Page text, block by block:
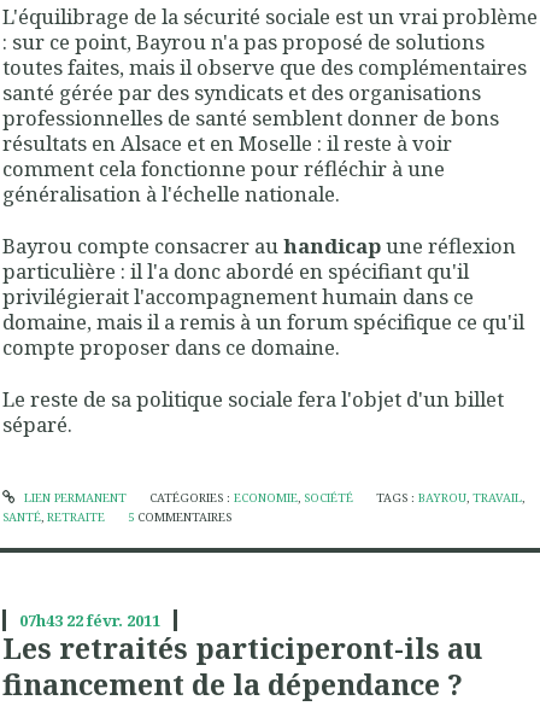
L'équilibrage de la sécurité sociale est un vrai problème
: sur ce point, Bayrou n'a pas proposé de solutions
toutes faites, mais il observe que des complémentaires
santé gérée par des syndicats et des organisations
professionnelles de santé semblent donner de bons
résultats en Alsace et en Moselle : il reste à voir
comment cela fonctionne pour réfléchir à une
généralisation à l'échelle nationale.
Bayrou compte consacrer auhandicapune réflexion
particulière : il l'a donc abordé en spécifiant qu'il
privilégierait l'accompagnement humain dans ce
domaine, mais il a remis à un forum spécifique ce qu'il
compte proposer dans ce domaine.
Le reste de sa politique sociale fera l'objet d'un billet
séparé.
LIEN PERMANENT CATÉGORIES : ECONOMIE, SOCIÉTÉ TAGS :BAYROU,TRAVAIL,
SANTÉ, RETRAITE 5 COMMENTAIRES
07h43 22févr. 2011
Les retraités participeront-ils au
financement de la dépendance ?